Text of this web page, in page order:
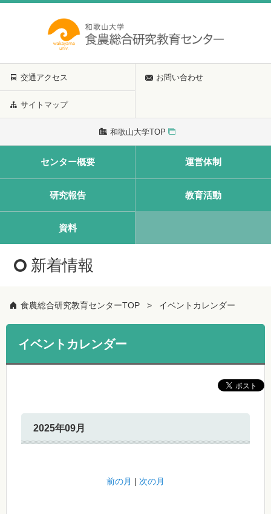
交通アクセス お問い合わせ
サイトマップ
和歌山大学TOP
センター概要 運営体制
研究報告 教育活動
資料
新着情報
食農総合研究教育センターTOP イベントカレンダー
イベントカレンダー
2025年09月
前の月 | 次の月